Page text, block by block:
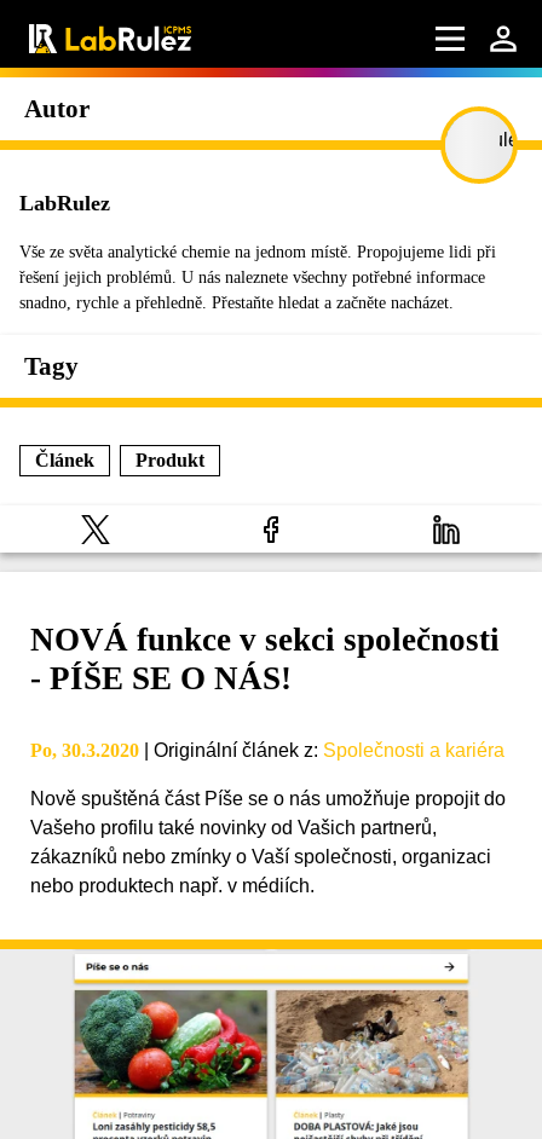
Autor
LabRulez
Vše ze světa analytické chemie na jednom místě. Propojujeme lidi při
řešení jejich problémů. U nás naleznete všechny potřebné informace
snadno, rychle a přehledně. Přestaňte hledat a začněte nacházet.
Tagy
Článek Produkt
NOVÁ funkce v sekci společnosti
- PÍŠE SE O NÁS!
Po, 30.3.2020 Originální článek z: Společnosti a kariéra
Nově spuštěná část Píše se o nás umožňuje propojit do
Vašeho profilu také novinky od Vašich partnerů,
zákazníků nebo zmínky o Vaší společnosti, organizaci
nebo produktech např. v médiích.